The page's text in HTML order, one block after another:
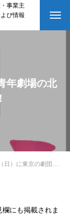
事業主
び情報
年劇場の北
、青年劇場の北海道北見市公演が開催されます！
にも掲載されま